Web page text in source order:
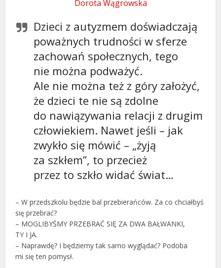
Dorota Wągrowska
Dzieci z autyzmem doświadczają
poważnych trudności w sferze
zachowań społecznych, tego
nie można podważyć.
Ale nie można też z góry założyć,
że dzieci te nie są zdolne
do nawiązywania relacji z drugim
człowiekiem. Nawet jeśli – jak
zwykło się mówić – „żyją
za szkłem”, to przecież
przez to szkło widać świat…
– W przedszkolu będzie bal przebierańców. Za co chciałbyś
się przebrać?
– MOGLIBYŚMY PRZEBRAĆ SIĘ ZA DWA BAŁWANKI,
TY I JA.
– Naprawdę? I będziemy tak samo wyglądać? Podoba
mi się ten pomysł.